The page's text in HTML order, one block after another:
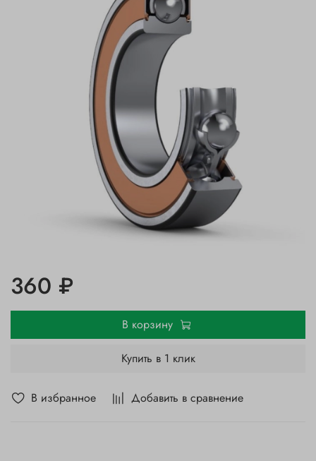
В избранное Добавить в сравнение
360 ₽
В корзину
Купить в 1 клик